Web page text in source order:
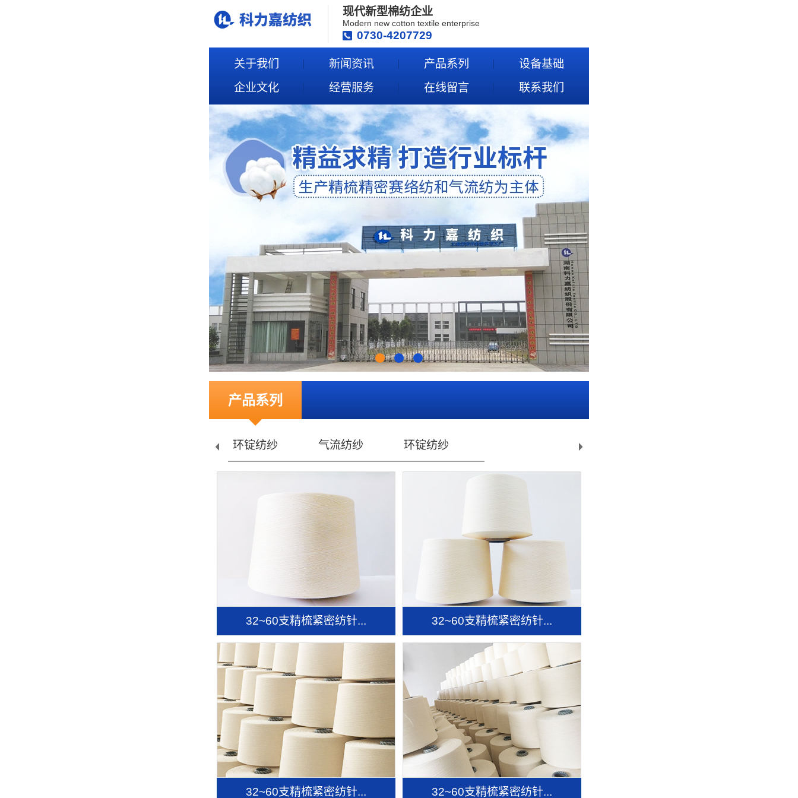
现代新型棉纺企业
Modern new cotton textile enterprise
0730-4207729
关于我们 新闻资讯 产品系列
设备基础
企业文化
经营服务 在线留言 联系我们
产品系列
环锭纺纱 气流纺纱 环锭纺纱
32~60支精梳紧密纺针... 32~60支精梳紧密纺针...
32~60支精梳紧密纺针... 32~60支精梳紧密纺针...